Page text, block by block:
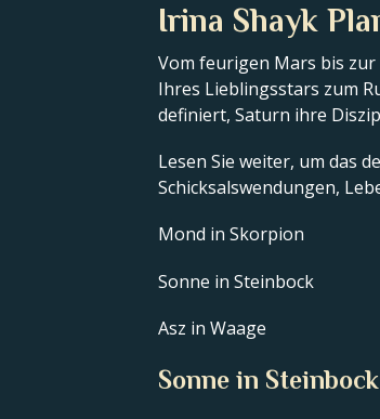
Irina Shayk
Vom feurigen Mars bis
Ihres Lieblingsstars zum
definiert, Saturn ihre
Lesen Sie weiter, um das
Schicksalswendungen,
Mond in Skorpion
Sonne in Steinbock
Asz in Waage
Sonne in Steinbock